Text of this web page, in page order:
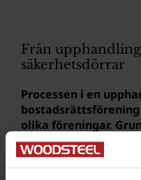
Från
säkerhetsdörrar
Processen i en
olika föreningar.
vårt breda kunnande
förmedla och veta
just er förening.